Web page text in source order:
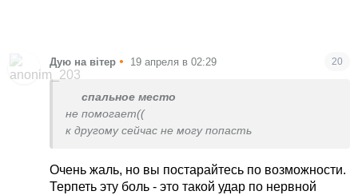
Дую на вітер • 19 апреля в 02:29 20
спальное место
не помогает((
к другому сейчас не могу попасть
Очень жаль, но вы постарайтесь по возможности.
Терпеть эту боль - это такой удар по нервной